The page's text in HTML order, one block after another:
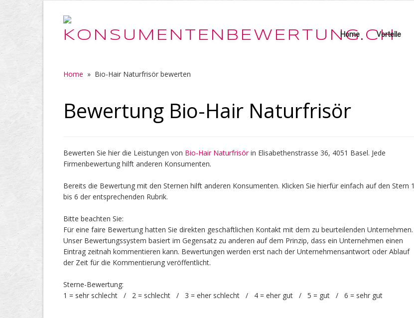
Home Vorteile
Home » Bio-Hair Naturfrisör bewerten
Bewertung Bio-Hair Naturfrisör
Bewerten Sie hier die Leistungen von Bio-Hair Naturfrisörin Elisabethenstrasse 36, 4051 Basel. Jede
Firmenbewertung hilft anderen Konsumenten.
Bereits die Bewertung mit den Sternen hilft anderen Konsumenten. Klicken Sie hierfür einfach auf den Stern 1
bis 6 der entsprechenden Rubrik.
Bitte beachten Sie:
Für eine faire Bewertung hatten Sie direkten geschäftlichen Kontakt mit dem zu beurteilenden Unternehmen.
Unser Bewertungssystem basiert im Gegensatz zu anderen auf dem Prinzip, dass ein Unternehmen einen
Eintrag zeitnah kommentieren kann. Bewertungen werden erst nach der Unternehmensantwort oder Ablauf
der Zeit für die Kommentierung veröffentlicht.
Sterne-Bewertung:
1 = sehr schlecht / 2 = schlecht / 3 = eher schlecht / 4 = eher gut / 5 = gut / 6 = sehr gut